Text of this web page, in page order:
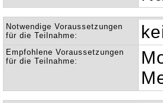
Notwendige Voraussetzungen
für die Teilnahme:
Empfohlene Voraussetzungen
für die Teilnahme: